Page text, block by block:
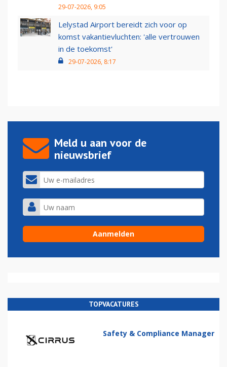
29-07-2026, 9:05
Lelystad Airport bereidt zich voor op
komst vakantievluchten: 'alle vertrouwen
in de toekomst'
29-07-2026, 8:17
Meld u aan voor de
nieuwsbrief
TOPVACATURES
Safety & Compliance Manager